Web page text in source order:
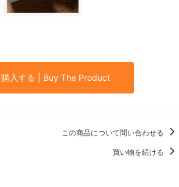
入する | Buy The Product
この商品について問い合わせる
買い物を続ける